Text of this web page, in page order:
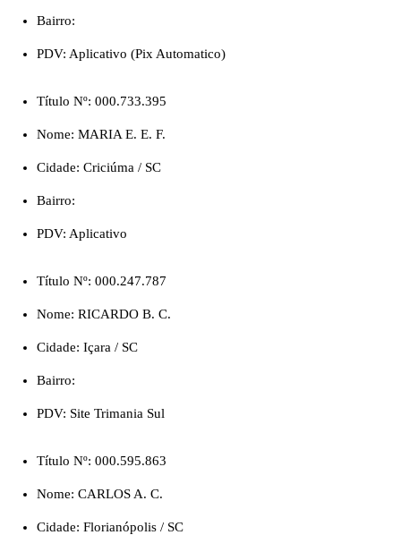
Bairro:
PDV: Aplicativo (Pix Automatico)
Título Nº: 000.733.395
Nome: MARIA E. E. F.
Cidade: Criciúma / SC
Bairro:
PDV: Aplicativo
Título Nº: 000.247.787
Nome: RICARDO B. C.
Cidade: Içara / SC
Bairro:
PDV: Site Trimania Sul
Título Nº: 000.595.863
Nome: CARLOS A. C.
Cidade: Florianópolis / SC